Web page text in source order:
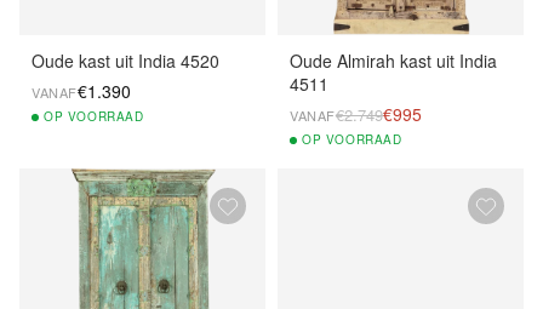
Oude kast uit India 4520
VANAF€1.390
OP VOORRAAD
Oude Almirah kast uit India
4511
VANAF€2.749€995
OP VOORRAAD